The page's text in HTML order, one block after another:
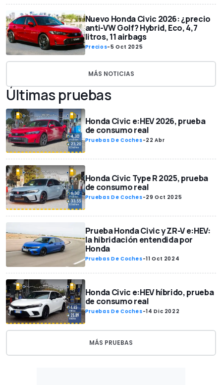
Nuevo Honda Civic 2026: ¿precio
anti-VW Golf? Hybrid, Eco, 4,7
litros, 11 airbags
Precios-5 Oct 2025
MÁS NOTICIAS
Últimas pruebas
Honda Civic e:HEV 2026, prueba
de consumo real
Pruebas De Coches-22 Abr
Honda Civic Type R 2025, prueba
de consumo real
Pruebas De Coches-29 Oct 2025
Prueba Honda Civic y ZR-V e:HEV:
la hibridación entendida por
Honda
Pruebas De Coches-11 Oct 2024
Honda Civic e:HEV híbrido, prueba
de consumo real
Pruebas De Coches-14 Dic 2022
MÁS PRUEBAS